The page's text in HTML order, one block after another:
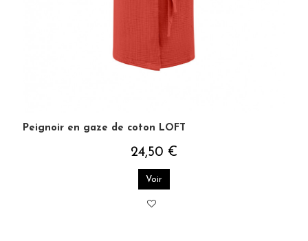
Peignoir en gaze de coton LOFT
24,50 €
Voir